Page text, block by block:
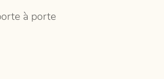
à porte